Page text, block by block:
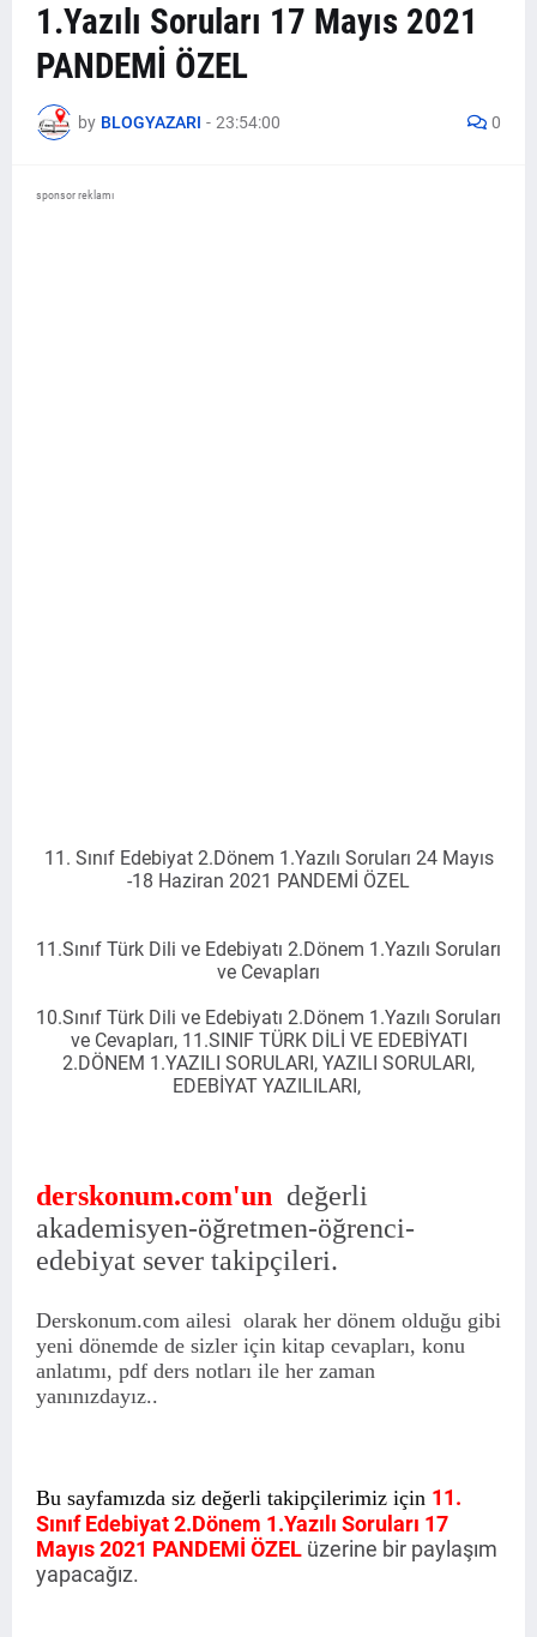
1.Yazılı Soruları 17 Mayıs 2021
PANDEMİ ÖZEL
by BLOGYAZARI - 23:54:00 0
sponsor reklamı
11. Sınıf Edebiyat 2.Dönem 1.Yazılı Soruları 24 Mayıs
-18 Haziran 2021 PANDEMİ ÖZEL
11.Sınıf Türk Dili ve Edebiyatı 2.Dönem 1.Yazılı Soruları
ve Cevapları
10.Sınıf Türk Dili ve Edebiyatı 2.Dönem 1.Yazılı Soruları
ve Cevapları, 11.SINIF TÜRK DİLİ VE EDEBİYATI
2.DÖNEM 1.YAZILI SORULARI, YAZILI SORULARI,
EDEBİYAT YAZILILARI,
derskonum.com'un değerli
akademisyen-öğretmen-öğrenci-
edebiyat sever takipçileri.
Derskonum.com ailesi olarak her dönem olduğu gibi
yeni dönemde de sizler için kitap cevapları, konu
anlatımı, pdf ders notları ile her zaman
yanınızdayız..
Bu sayfamızda siz değerli takipçilerimiz için 11.
Sınıf Edebiyat 2.Dönem 1.Yazılı Soruları 17
Mayıs 2021 PANDEMİ ÖZEL üzerine bir paylaşım
yapacağız.